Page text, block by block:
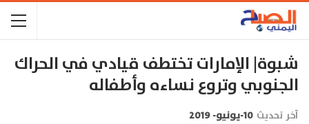
شبوة| الإمارات تختطف قيادي في الحراك
الجنوبي وتروع نساءه وأطفاله
آخر تحديث 10-يونيو- 2019